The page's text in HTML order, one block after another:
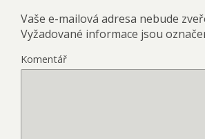
Vaše e-mailová adresa nebude
Vyžadované informace jsou
Komentář